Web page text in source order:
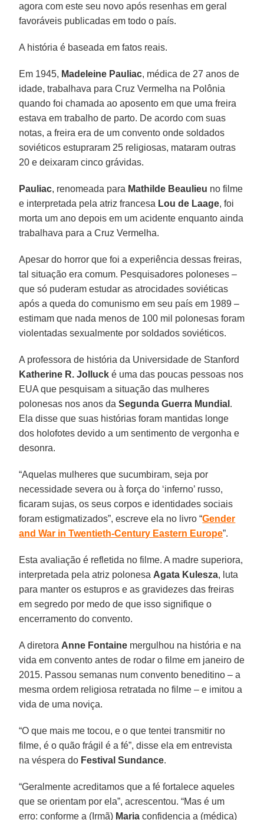
agora com este seu novo após resenhas em geral
favoráveis publicadas em todo o país.
A história é baseada em fatos reais.
Em 1945, Madeleine Pauliac, médica de 27 anos de
idade, trabalhava para Cruz Vermelha na Polônia
quando foi chamada ao aposento em que uma freira
estava em trabalho de parto. De acordo com suas
notas, a freira era de um convento onde soldados
soviéticos estupraram 25 religiosas, mataram outras
20 e deixaram cinco grávidas.
Pauliac, renomeada para Mathilde Beaulieu no filme
e interpretada pela atriz francesa Lou de Laage, foi
morta um ano depois em um acidente enquanto ainda
trabalhava para a Cruz Vermelha.
Apesar do horror que foi a experiência dessas freiras,
tal situação era comum. Pesquisadores poloneses –
que só puderam estudar as atrocidades soviéticas
após a queda do comunismo em seu país em 1989 –
estimam que nada menos de 100 mil polonesas foram
violentadas sexualmente por soldados soviéticos.
A professora de história da Universidade de Stanford
Katherine R. Jolluck é uma das poucas pessoas nos
EUA que pesquisam a situação das mulheres
polonesas nos anos daSegunda Guerra Mundial .
Ela disse que suas histórias foram mantidas longe
dos holofotes devido a um sentimento de vergonha e
desonra.
“Aquelas mulheres que sucumbiram, seja por
necessidade severa ou à força do ‘inferno’ russo,
ficaram sujas, os seus corpos e identidades sociais
foram estigmatizados”, escreve ela no livro “Gender
and War in Twentieth-Century Eastern Europe”.
Esta avaliação é refletida no filme. A madre superiora,
interpretada pela atriz polonesa Agata Kulesza, luta
para manter os estupros e as gravidezes das freiras
em segredo por medo de que isso signifique o
encerramento do convento.
A diretora Anne Fontaine mergulhou na história e na
vida em convento antes de rodar o filme em janeiro de
2015. Passou semanas num convento beneditino – a
mesma ordem religiosa retratada no filme – e imitou a
vida de uma noviça.
“O que mais me tocou, e o que tentei transmitir no
filme, é o quão frágil é a fé”, disse ela em entrevista
na véspera do Festival Sundance.
“Geralmente acreditamos que a fé fortalece aqueles
que se orientam por ela”, acrescentou. “Mas é um
erro: conforme a (Irmã) Maria confidencia a (médica)